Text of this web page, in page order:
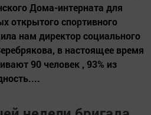
Дома-интерната для
открытого спортивного
нам директор социального
в настоящее время
90 человек , 93% из